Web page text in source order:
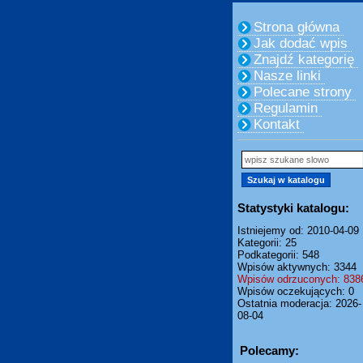
Strona główna
Jak dodać wpis
Znajdź kategorię
Nasze linki
Polecane strony
Regulamin
Kontakt
Statystyki katalogu:
Istniejemy od: 2010-04-09
Kategorii: 25
Podkategorii: 548
Wpisów aktywnych: 3344
Wpisów odrzuconych:
Wpisów oczekujących: 0
Ostatnia moderacja: 2026-
08-04
Polecamy: